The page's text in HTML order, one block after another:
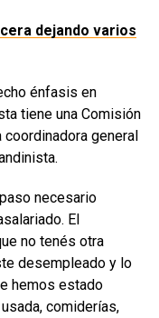
dejando varios
énfasis en
tiene una Comisión
coordinadora general
necesario
El
no tenés otra
desempleado y lo
hemos estado
comiderías,